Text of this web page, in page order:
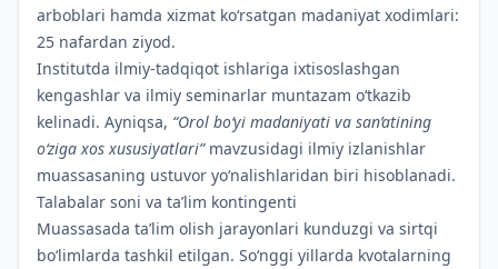
arboblari hamda xizmat ko‘rsatgan madaniyat xodimlari:
25 nafardan ziyod.
Institutda ilmiy-tadqiqot ishlariga ixtisoslashgan
kengashlar va ilmiy seminarlar muntazam o‘tkazib
kelinadi. Ayniqsa, “Orol bo‘yi madaniyati va san’atining
o‘ziga xos xususiyatlari”mavzusidagi ilmiy izlanishlar
muassasaning ustuvor yo‘nalishlaridan biri hisoblanadi.
Talabalar soni va ta’lim kontingenti
Muassasada ta’lim olish jarayonlari kunduzgi va sirtqi
bo‘limlarda tashkil etilgan. So‘nggi yillarda kvotalarning